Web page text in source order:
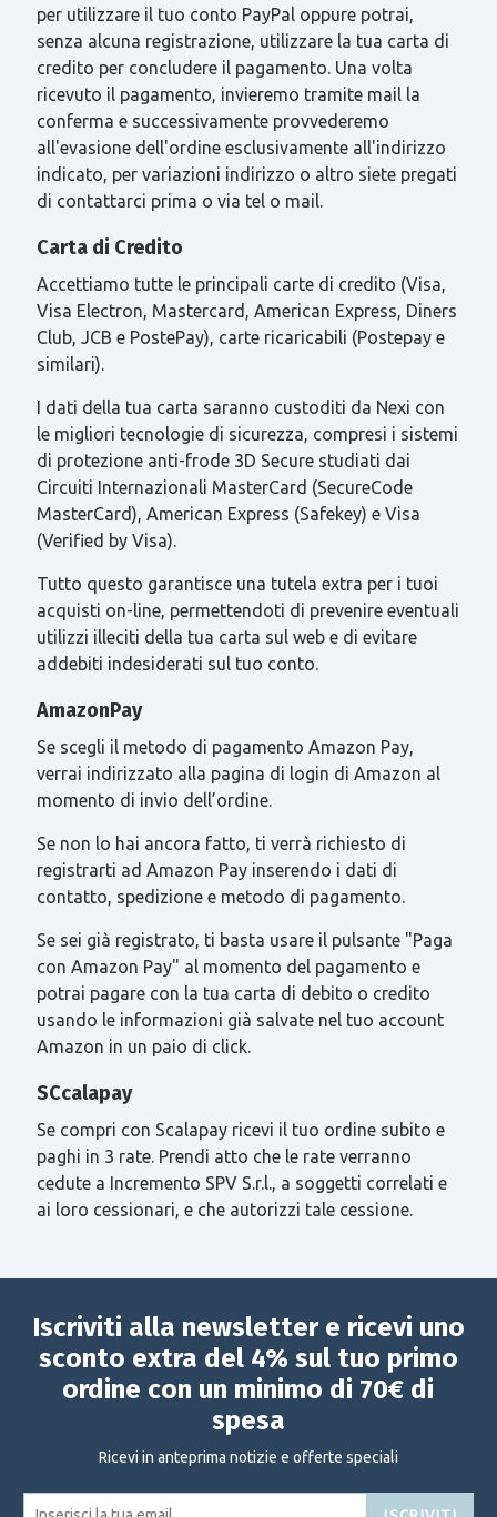
per utilizzare il tuo conto PayPal oppure potrai,
senza alcuna registrazione, utilizzare la tua carta di
credito per concludere il pagamento. Una volta
ricevuto il pagamento, invieremo tramite mail la
conferma e successivamente provvederemo
all'evasione dell'ordine esclusivamente all'indirizzo
indicato, per variazioni indirizzo o altro siete pregati
di contattarci prima o via tel o mail.
Carta di Credito
Accettiamo tutte le principali carte di credito (Visa,
Visa Electron, Mastercard, American Express, Diners
Club, JCB e PostePay), carte ricaricabili (Postepay e
similari).
I dati della tua carta saranno custoditi da Nexi con
le migliori tecnologie di sicurezza, compresi i sistemi
di protezione anti-frode 3D Secure studiati dai
Circuiti Internazionali MasterCard (SecureCode
MasterCard), American Express (Safekey) e Visa
(Verified by Visa).
Tutto questo garantisce una tutela extra per i tuoi
acquisti on-line, permettendoti di prevenire eventuali
utilizzi illeciti della tua carta sul web e di evitare
addebiti indesiderati sul tuo conto.
AmazonPay
Se scegli il metodo di pagamento Amazon Pay,
verrai indirizzato alla pagina di login di Amazon al
momento di invio dell’ordine.
Se non lo hai ancora fatto, ti verrà richiesto di
registrarti ad Amazon Pay inserendo i dati di
contatto, spedizione e metodo di pagamento.
Se sei già registrato, ti basta usare il pulsante "Paga
con Amazon Pay" al momento del pagamento e
potrai pagare con la tua carta di debito o credito
usando le informazioni già salvate nel tuo account
Amazon in un paio di click.
SCcalapay
Se compri con Scalapay ricevi il tuo ordine subito e
paghi in 3 rate. Prendi atto che le rate verranno
cedute a Incremento SPV S.r.l., a soggetti correlati e
ai loro cessionari, e che autorizzi tale cessione.
Iscriviti alla newsletter e ricevi uno
sconto extra del 4% sul tuo primo
ordine con un minimo di 70€ di
spesa
Ricevi in anteprima notizie e offerte speciali